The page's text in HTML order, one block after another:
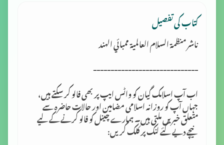
کتاب کی تفصیل
ناشر منظمة السلام العالمية ممبائي الهند
------------------------------
اب آپ اسلامک گِیان کو واٹس ایپ پر بھی فالو کر سکتے ہیں،
جہاں آپ کو روزانہ اسلامی مضامین اور حالات حاضرہ سے
متعلق خبریں ملتی ہیں۔ ہمارے چینل کو فالو کرنے کے لیے
نیچے دیے گئے لنک پر کلک کریں: